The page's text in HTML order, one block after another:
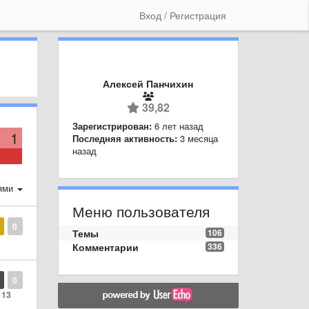
Вход / Регистрация
1
0
0
13
Алексей Панчихин
39,82
Зарегистрирован: 6 лет назад
Последняя активность: 3 месяца
назад
Меню пользователя
106
Темы
336
Комментарии